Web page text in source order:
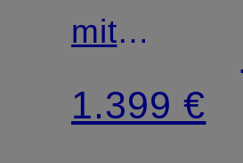
mit
Glitzergarn
und
1.399 €